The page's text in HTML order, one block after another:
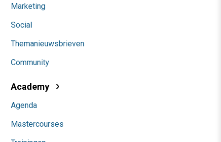
Marketing
Social
Themanieuwsbrieven
Community
Academy
Agenda
Mastercourses